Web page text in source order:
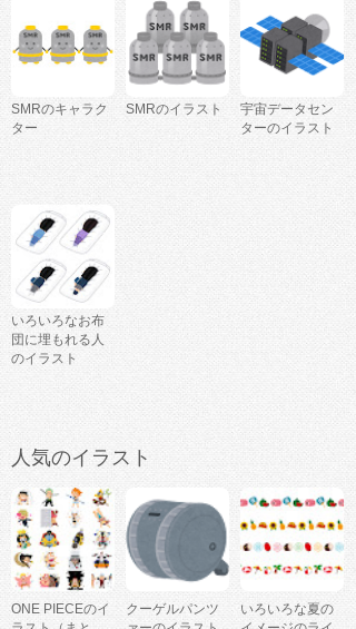
SMRのキャラク
ター
SMRのイラスト
宇宙データセン
ターのイラスト
いろいろなお布
団に埋もれる人
のイラスト
人気のイラスト
ONE PIECEのイ
クーゲルパンツ
いろいろな夏の